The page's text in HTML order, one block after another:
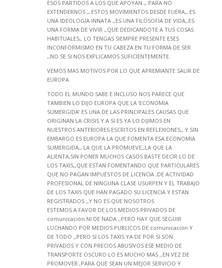
ESOS PARTIDOS A LOS QUE APOYAN ,, PARA NO
EXTENDERNOS ,, ESTOS MOVIMIENTOS DESDE FUERA,, ES
UNA IDEOLOGIA INNATA ,,ES UNA FILOSOFIA DE VIDA,,ES
UNA FORMA DE VIVIR ,,QUE DEDICANDOTE A TUS COSAS
HABITUALES,, LO TENGAS SIEMPRE PRESENTE ESES
INCONFORMISMO EN TU CABEZA EN TU FORMA DE SER
,,NO SE SI NOS EXPLICAMOS SUFICIENTEMENTE.
VEMOS MAS MOTIVOS POR LO QUE APREMIANTE SALIR DE
EUROPA
TODO EL MUNDO SABE E INCLUSO NOS PARECE QUE
TAMBIEN LO DIJO EUROPA QUE LA ‘ECONOMIA
SUMERGIDA’ ES UNA DE LAS PRINCIPALES CAUSAS QUE
ORIGINAN LA CRISIS Y A SI ES YA LO DIJIMOS EN
NUESTROS ANTERIORES ESCRITOS EN REFLEXIONES,, Y SIN
EMBARGO ES EUROPA LA QUE FOMENTA ESA ECONOMIA
SUMERGIDA,, LA QUE LA PROMUEVE,,LA QUE LA
ALIENTA,SIN PONER MUCHOS CASOS BASTE DECIR LO DE
LOS TAXIS,,QUE ESTAN FOMENTANDO QUE PARTICULARES
QUE NO PAGAN IMPUESTOS DE LICENCIA ,DE ACTIVIDAD
PROFESIONAL DE NINGUNA CLASE USURPEN Y EL TRABAJO
DE LOS TAXIS QUE HAN PAGADO SU LICENCIA Y ESTAN
REGISTRADOS ,,Y NO ES QUE NOSOTROS
ESTEMOS A FAVOR DE LOS MEDIOS PRIVADOS DE
comunicación NI DE NADA ,,PERO HAY QUE SEGUIR
LUCHANDO POR MEDIOS PUBLICOS DE comunicación Y
DE TODO ,,PERO SI LOS TAXIS YA DE POR SI SON
PRIVADOS Y CON PRECIOS ABUSIVOS ESE MEDIO DE
TRANSPORTE OSCURO LO ES MUCHO MAS ,,EN VEZ DE
PROMOVER ,PARA QUE SEAN UN MEJOR SERVICIO Y